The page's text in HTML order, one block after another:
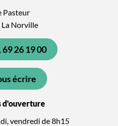
Pasteur
La Norville
69 26 19 00
écrire
d'ouverture
vendredi de 8h15